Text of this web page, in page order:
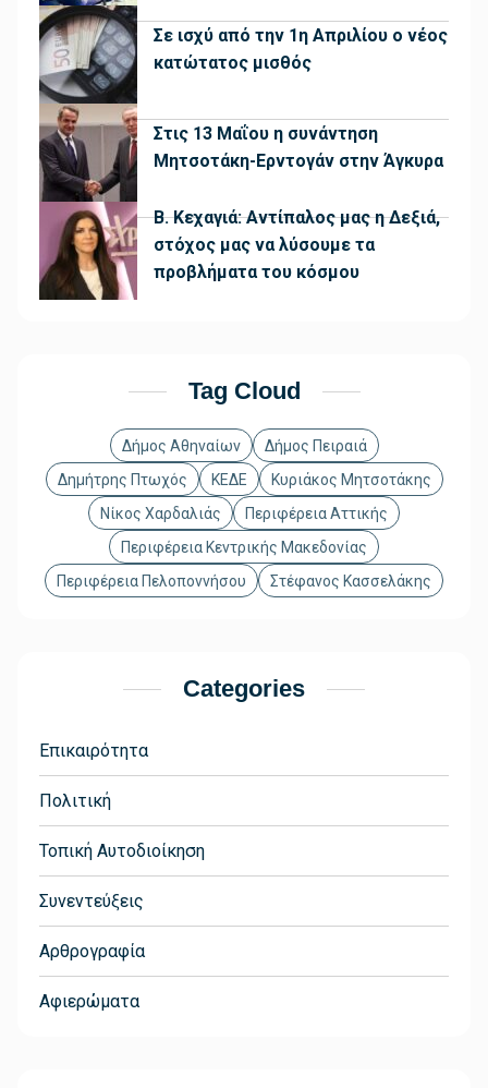
Σε ισχύ από την 1η Απριλίου ο νέος
κατώτατος μισθός
Στις 13 Μαΐου η συνάντηση
Μητσοτάκη-Ερντογάν στην Άγκυρα
Β. Κεχαγιά: Αντίπαλος μας η Δεξιά,
στόχος μας να λύσουμε τα
προβλήματα του κόσμου
Tag Cloud
Δήμος Αθηναίων
Δήμος Πειραιά
Δημήτρης Πτωχός
ΚΕΔΕ
Κυριάκος Μητσοτάκης
Νίκος Χαρδαλιάς
Περιφέρεια Αττικής
Περιφέρεια Κεντρικής Μακεδονίας
Περιφέρεια Πελοποννήσου
Στέφανος Κασσελάκης
Categories
Επικαιρότητα
Πολιτική
Τοπική Αυτοδιοίκηση
Συνεντεύξεις
Αρθρογραφία
Αφιερώματα